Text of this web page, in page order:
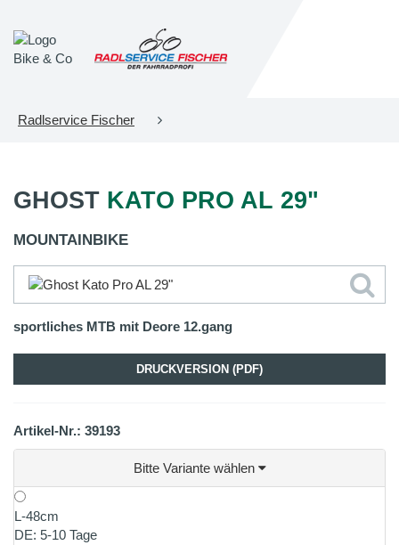
Radlservice Fischer
GHOST KATO PRO AL 29"
MOUNTAINBIKE
sportliches MTB mit Deore 12.gang
DRUCKVERSION (PDF)
Artikel-Nr.: 39193
Bitte Variante wählen
L-48cm
DE: 5-10 Tage